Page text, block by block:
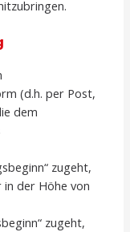
(d.h. per Post,
dem
zugeht,
der Höhe von
zugeht,